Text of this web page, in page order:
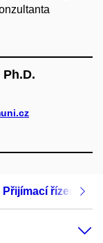
Přijímací řízení